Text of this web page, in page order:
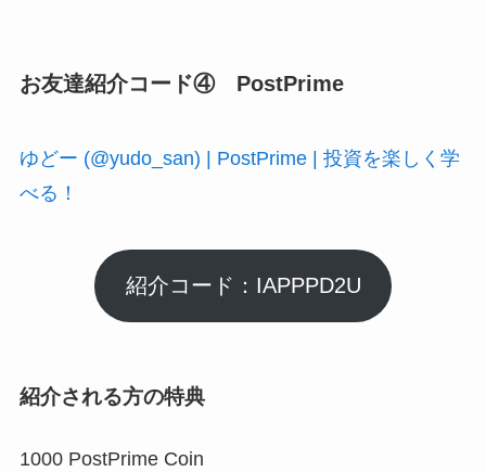
お友達紹介コード④ PostPrime
ゆどー (@yudo_san) | PostPrime | 投資を楽しく学
べる！
紹介コード：IAPPPD2U
紹介される方の特典
1000 PostPrime Coin